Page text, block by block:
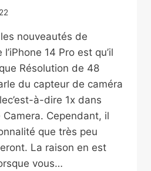
nouveautés de
14 Pro est qu’il
Résolution de 48
du capteur de caméra
à-dire 1x dans
Camera. Cependant, il
que très peu
La raison en est
vous…